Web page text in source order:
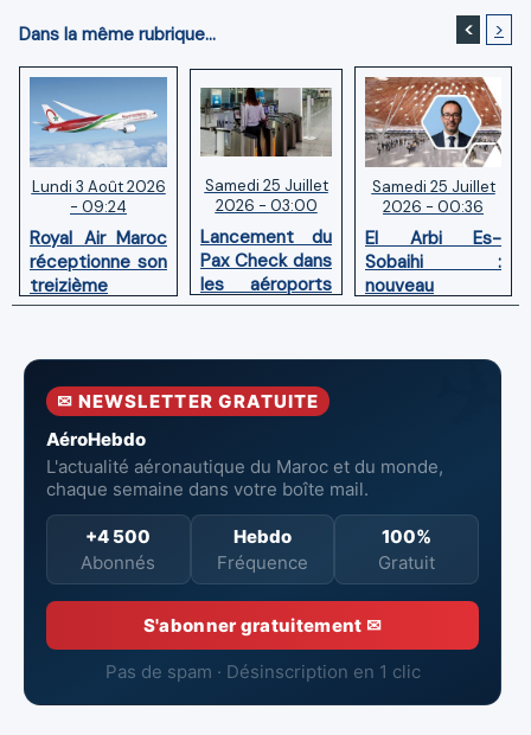
Dans la même rubrique... < >
Lundi 3 Août 2026
- 09:24
Royal Air Maroc
réceptionne son
treizième
Boeing 787
Samedi 25 Juillet
2026 - 03:00
Lancement du
Pax Check dans
les aéroports
du Maroc
Samedi 25 Juillet
2026 - 00:36
El Arbi Es-
Sobaihi :
nouveau
directeur à la
l’Aéroport
Mohammed V
✉ NEWSLETTER GRATUITE
AéroHebdo
L'actualité aéronautique du Maroc et du monde,
chaque semaine dans votre boîte mail.
+4 500
Abonnés
Hebdo
Fréquence
100%
Gratuit
S'abonner gratuitement ✉
Pas de spam · Désinscription en 1 clic